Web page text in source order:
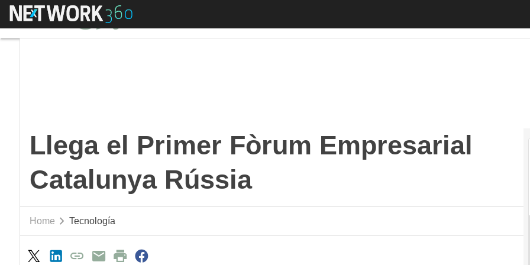
Menú
Llega el Primer Fòrum Empresarial
Catalunya Rússia
Home Tecnología